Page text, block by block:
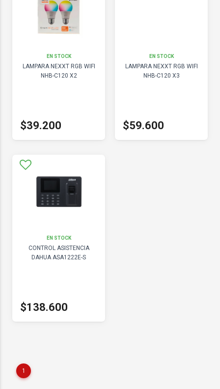
EN STOCK
LAMPARA NEXXT RGB WIFI
NHB-C120 X2
$39.200
EN STOCK
LAMPARA NEXXT RGB WIFI
NHB-C120 X3
$59.600
EN STOCK
CONTROL ASISTENCIA
DAHUA ASA1222E-S
$138.600
1